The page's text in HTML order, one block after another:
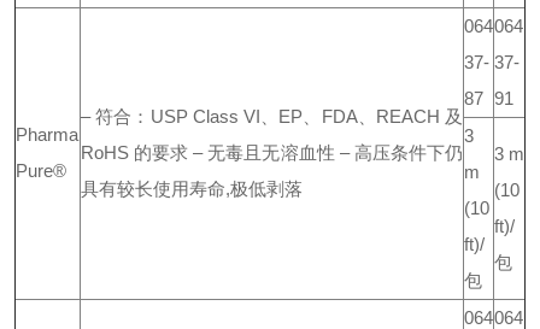
Pharma
Pure®
– 符合：USP Class VI、EP、FDA、REACH 及
RoHS 的要求 – 无毒且无溶血性 – 高压条件下仍
具有较长使用寿命,极低剥落
064
37-
87
064
37-
91
3
m
(10
ft)/
包
3 m
(10
ft)/
包
064064